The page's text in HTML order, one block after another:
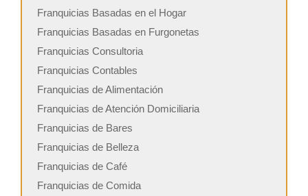
Franquicias Basadas en el Hogar
Franquicias Basadas en Furgonetas
Franquicias Consultoria
Franquicias Contables
Franquicias de Alimentación
Franquicias de Atención Domiciliaria
Franquicias de Bares
Franquicias de Belleza
Franquicias de Café
Franquicias de Comida